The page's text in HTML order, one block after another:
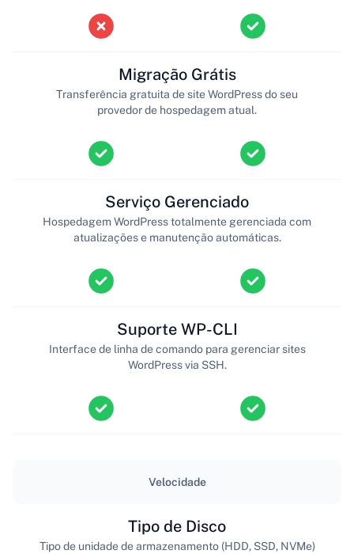
Migração Grátis
Transferência gratuita de site WordPress do seu
provedor de hospedagem atual.
Serviço Gerenciado
Hospedagem WordPress totalmente gerenciada com
atualizações e manutenção automáticas.
Suporte WP-CLI
Interface de linha de comando para gerenciar sites
WordPress via SSH.
Velocidade
Tipo de Disco
Tipo de unidade de armazenamento (HDD, SSD, NVMe)